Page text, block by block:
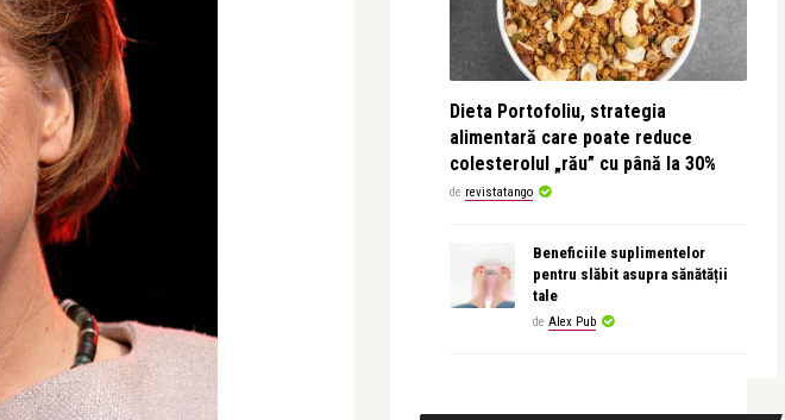
Dieta Portofoliu, strategia
alimentară care poate reduce
colesterolul „rău” cu până la 30%
de revistatango
Beneficiile suplimentelor
pentru slăbit asupra sănătății
tale
de Alex Pub